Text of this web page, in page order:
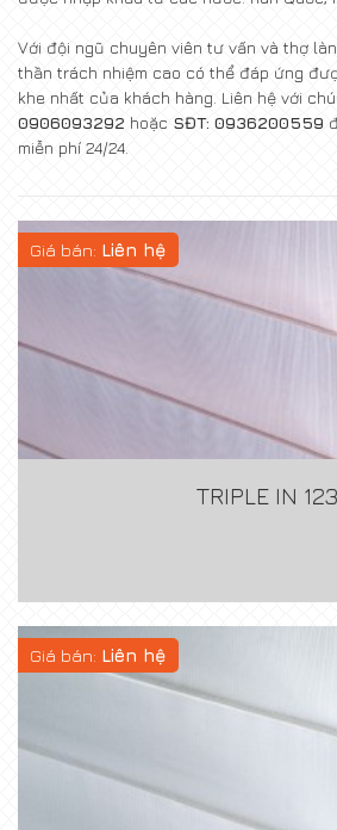
Với đội ngũ chuyên viên tư vấn và thợ
thần trách nhiệm cao có thể đáp ứng
khe nhất của khách hàng. Liên hệ với
0906093292 hoặc SĐT: 0936200559
miễn phí 24/24.
Giá bán: Liên hệ
TRIPLE IN 123
Giá bán: Liên hệ